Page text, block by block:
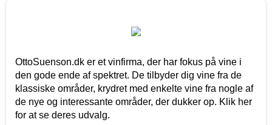
OttoSuenson.dk er et vinfirma, der har fokus på vine i
den gode ende af spektret. De tilbyder dig vine fra de
klassiske områder, krydret med enkelte vine fra nogle af
de nye og interessante områder, der dukker op. Klik her
for at se deres udvalg.